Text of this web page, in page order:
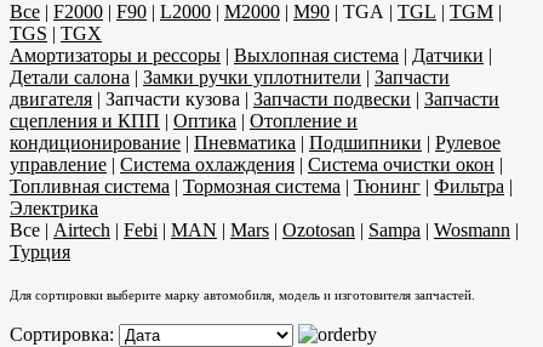
Все | F2000 | F90 | L2000 | M2000 | M90 | TGA | TGL | TGM |
TGS | TGX
Амортизаторы и рессоры | Выхлопная система | Датчики |
Детали салона | Замки ручки уплотнители | Запчасти
двигателя | Запчасти кузова | Запчасти подвески | Запчасти
сцепления и КПП | Оптика | Отопление и
кондиционирование | Пневматика | Подшипники | Рулевое
управление | Система охлаждения | Система очистки окон |
Топливная система | Тормозная система | Тюнинг | Фильтра |
Электрика
Все | Airtech | Febi | MAN | Mars | Ozotosan | Sampa | Wosmann |
Турция
Для сортировки выберите марку автомобиля, модель и изготовителя запчастей.
Сортировка: